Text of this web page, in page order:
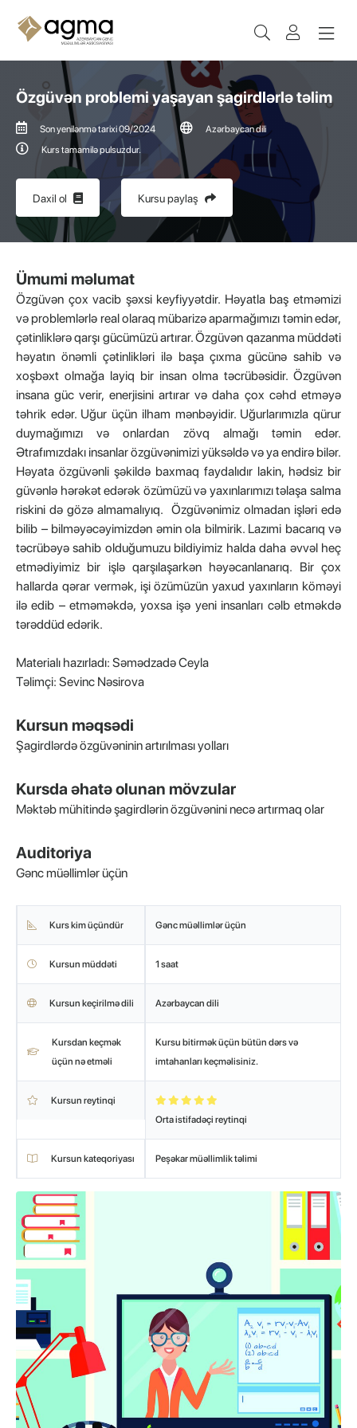
Özgüvən problemi yaşayan şagirdlərlə təlim
Son yenilənmə tarixi 09/2024
Azərbaycan dili
Kurs tamamilə pulsuzdur.
Daxil ol Kursu paylaş
Ümumi məlumat
Özgüvən çox vacib şəxsi keyfiyyətdir. Həyatla baş etməmizi
və problemlərlə real olaraq mübarizə aparmağımızı təmin edər,
çətinliklərə qarşı gücümüzü artırar. Özgüvən qazanma müddəti
həyatın önəmli çətinlikləri ilə başa çıxma gücünə sahib və
xoşbəxt olmağa layiq bir insan olma təcrübəsidir. Özgüvən
insana güc verir, enerjisini artırar və daha çox cəhd etməyə
təhrik edər. Uğur üçün ilham mənbəyidir. Uğurlarımızla qürur
duymağımızı və onlardan zövq almağı təmin edər.
Ətrafımızdakı insanlar özgüvənimizi yüksəldə və ya endirə bilər.
Həyata özgüvənli şəkildə baxmaq faydalıdır lakin, hədsiz bir
güvənlə hərəkət edərək özümüzü və yaxınlarımızı təlaşa salma
riskini də gözə almamalıyıq. Özgüvənimiz olmadan işləri edə
bilib – bilməyəcəyimizdən əmin ola bilmirik. Lazımi bacarıq və
təcrübəyə sahib olduğumuzu bildiyimiz halda daha əvvəl heç
etmədiyimiz bir işlə qarşılaşarkən həyəcanlanarıq. Bir çox
hallarda qərar vermək, işi özümüzün yaxud yaxınların köməyi
ilə edib – etməməkdə, yoxsa işə yeni insanları cəlb etməkdə
tərəddüd edərik.
Materialı hazırladı: Səmədzadə Ceyla
Təlimçi: Sevinc Nəsirova
Kursun məqsədi
Şagirdlərdə özgüvəninin artırılması yolları
Kursda əhatə olunan mövzular
Məktəb mühitində şagirdlərin özgüvənini necə artırmaq olar
Auditoriya
Gənc müəllimlər üçün
Kurs kim üçündür Gənc müəllimlər üçün
Kursun müddəti 1 saat
Kursun keçirilmə dili Azərbaycan dili
Kursdan keçmək
üçün nə etməli
Kursu bitirmək üçün bütün dərs və
imtahanları keçməlisiniz.
Kursun reytinqi
Orta istifadəçi reytinqi
Kursun kateqoriyası Peşəkar müəllimlik təlimi